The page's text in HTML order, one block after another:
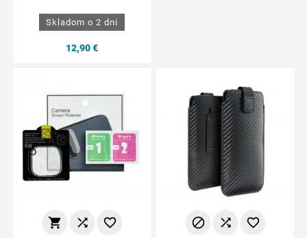
Skladom o 2 dni
12,90 €
     